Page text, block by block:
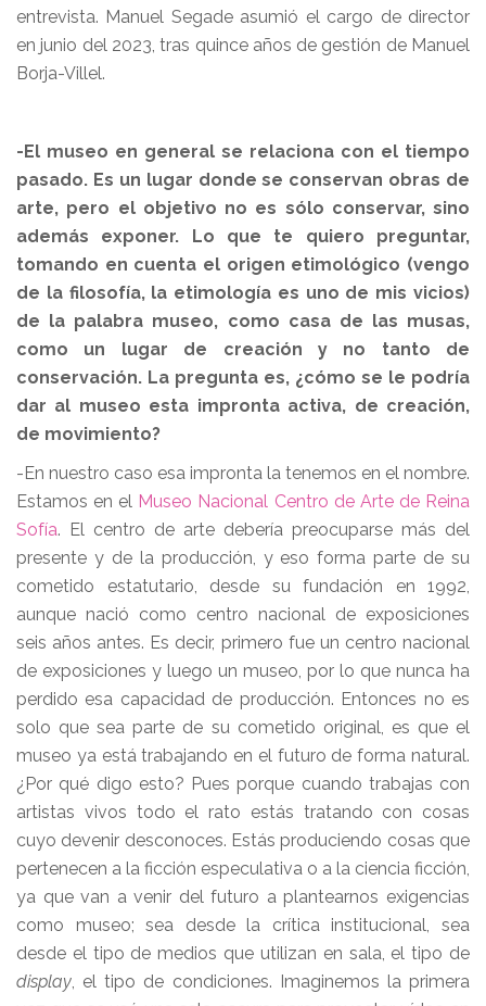
entrevista. Manuel Segade asumió el cargo de director
en junio del 2023, tras quince años de gestión de Manuel
Borja-Villel.
-El museo en general se relaciona con el tiempo
pasado. Es un lugar donde se conservan obras de
arte, pero el objetivo no es sólo conservar, sino
además exponer. Lo que te quiero preguntar,
tomando en cuenta el origen etimológico (vengo
de la filosofía, la etimología es uno de mis vicios)
de la palabra museo, como casa de las musas,
como un lugar de creación y no tanto de
conservación. La pregunta es, ¿cómo se le podría
dar al museo esta impronta activa, de creación,
de movimiento?
-En nuestro caso esa impronta la tenemos en el nombre.
Estamos en el Museo Nacional Centro de Arte de Reina
Sofía. El centro de arte debería preocuparse más del
presente y de la producción, y eso forma parte de su
cometido estatutario, desde su fundación en 1992,
aunque nació como centro nacional de exposiciones
seis años antes. Es decir, primero fue un centro nacional
de exposiciones y luego un museo, por lo que nunca ha
perdido esa capacidad de producción. Entonces no es
solo que sea parte de su cometido original, es que el
museo ya está trabajando en el futuro de forma natural.
¿Por qué digo esto? Pues porque cuando trabajas con
artistas vivos todo el rato estás tratando con cosas
cuyo devenir desconoces. Estás produciendo cosas que
pertenecen a la ficción especulativa o a la ciencia ficción,
ya que van a venir del futuro a plantearnos exigencias
como museo; sea desde la crítica institucional, sea
desde el tipo de medios que utilizan en sala, el tipo de
display, el tipo de condiciones. Imaginemos la primera